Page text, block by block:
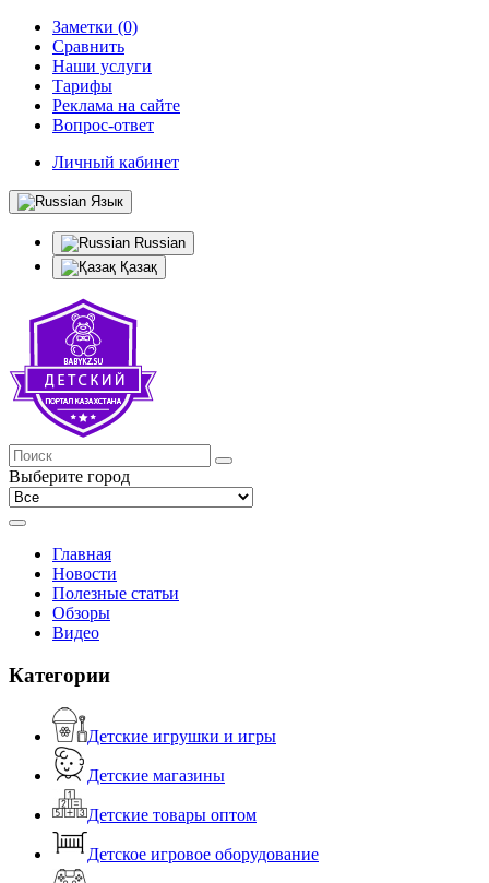
Заметки (0)
Сравнить
Наши услуги
Тарифы
Реклама на сайте
Вопрос-ответ
Личный кабинет
Язык
Russian
Қазақ
Выберите город
Главная
Новости
Полезные статьи
Обзоры
Видео
Категории
Детские игрушки и игры
Детские магазины
Детские товары оптом
Детское игровое оборудование